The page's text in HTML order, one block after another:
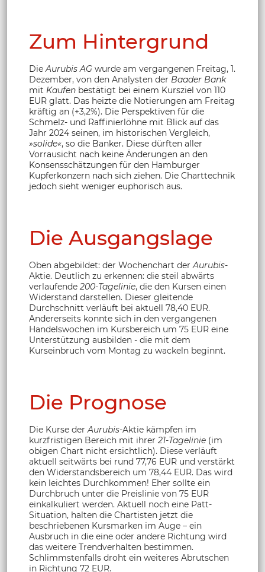
Zum Hintergrund
DieAurubis AG wurde am vergangenen Freitag, 1.
Dezember, von den Analysten der Baader Bank
mit Kaufen bestätigt bei einem Kursziel von 110
EUR glatt. Das heizte die Notierungen am Freitag
kräftig an (+3,2%). Die Perspektiven für die
Schmelz- und Raffinierlöhne mit Blick auf das
Jahr 2024 seinen, im historischen Vergleich,
»solide«, so die Banker. Diese dürften aller
Vorrausicht nach keine Änderungen an den
Konsensschätzungen für den Hamburger
Kupferkonzern nach sich ziehen. Die Charttechnik
jedoch sieht weniger euphorisch aus.
Die Ausgangslage
Oben abgebildet: der Wochenchart derAurubis-
Aktie. Deutlich zu erkennen: die steil abwärts
verlaufende 200-Tagelinie, die den Kursen einen
Widerstand darstellen. Dieser gleitende
Durchschnitt verläuft bei aktuell 78,40 EUR.
Andererseits konnte sich in den vergangenen
Handelswochen im Kursbereich um 75 EUR eine
Unterstützung ausbilden - die mit dem
Kurseinbruch vom Montag zu wackeln beginnt.
Die Prognose
Die Kurse derAurubis-Aktie kämpfen im
kurzfristigen Bereich mit ihrer 21-Tagelinie (im
obigen Chart nicht ersichtlich). Diese verläuft
aktuell seitwärts bei rund 77,76 EUR und verstärkt
den Widerstandsbereich um 78,44 EUR. Das wird
kein leichtes Durchkommen! Eher sollte ein
Durchbruch unter die Preislinie von 75 EUR
einkalkuliert werden. Aktuell noch eine Patt-
Situation, halten die Chartisten jetzt die
beschriebenen Kursmarken im Auge – ein
Ausbruch in die eine oder andere Richtung wird
das weitere Trendverhalten bestimmen.
Schlimmstenfalls droht ein weiteres Abrutschen
in Richtung 72 EUR.